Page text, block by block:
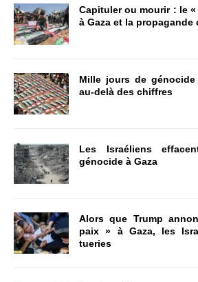
Capituler ou mourir : le
à Gaza et la propagande
Mille jours de
au-delà des chiffres
Les Israéliens
génocide à Gaza
Alors que Trump
paix » à Gaza, les
tueries